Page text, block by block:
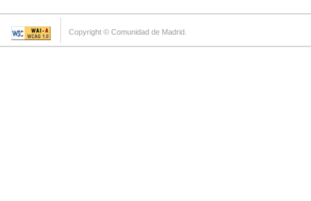
Copyright © Comunidad de Madrid.